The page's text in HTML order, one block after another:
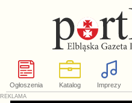
Ogłoszenia Katalog Imprezy